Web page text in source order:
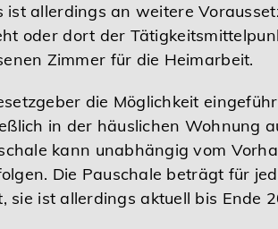
ist allerdings an weitere
oder dort der
Zimmer für die Heimarbeit.
die Möglichkeit
in der häuslichen Wohnung
kann unabhängig vom
Die Pauschale beträgt für
sie ist allerdings aktuell bis Ende